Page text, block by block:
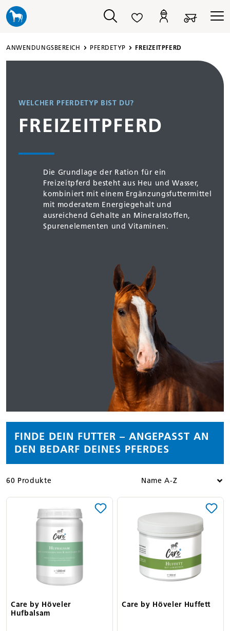
springen
ANWENDUNGSBEREICH PFERDETYP FREIZEITPFERD
WELCHER PFERDETYP BIST DU?
FREIZEITPFERD
Die Grundlage der Ration für ein
Freizeitpferd besteht aus Heu und Wasser,
kombiniert mit einem Ergänzungsfuttermittel
mit moderatem Energiegehalt und
ausreichend Gehalte an Mineralstoffen,
Spurenelementen und Vitaminen.
FINDE DEIN FUTTER – ANGEPASST AN
DEN BEDARF DEINES PFERDES
60 Produkte
Care by Höveler
Hufbalsam
Care by Höveler Huffett